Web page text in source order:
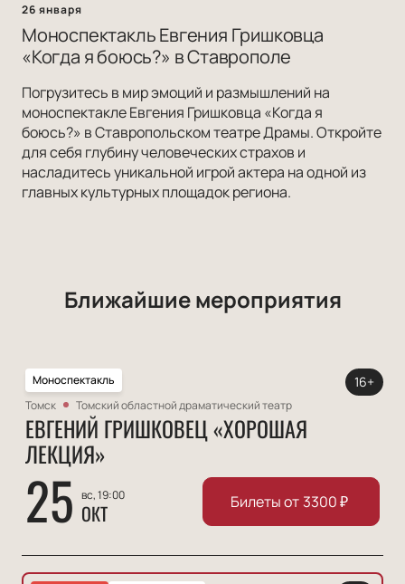
26 января
Моноспектакль Евгения Гришковца
«Когда я боюсь?» в Ставрополе
Погрузитесь в мир эмоций и размышлений на
моноспектакле Евгения Гришковца «Когда я
боюсь?» в Ставропольском театре Драмы. Откройте
для себя глубину человеческих страхов и
насладитесь уникальной игрой актера на одной из
главных культурных площадок региона.
Ближайшие мероприятия
Моноспектакль
Томск
Томский областной драматический театр
ЕВГЕНИЙ ГРИШКОВЕЦ «ХОРОШАЯ
ЛЕКЦИЯ»
25 вс, 19:00
ОКТ
16+
Билеты от 3300₽